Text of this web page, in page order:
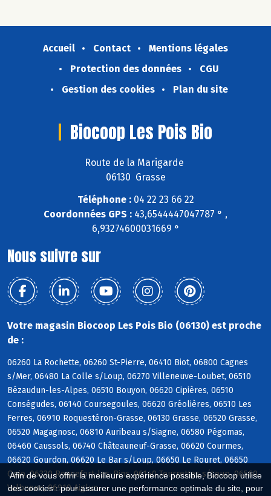
Afin de vous offrir la meilleure expérience possible, Biocoop utilise
des cookies : pour assurer une performance optimale du site, pour
Accueil Contact
Mentions légales
Protection des données
CGU
Gestion des cookies
Plan du site
Biocoop Les Pois Bio
Route de la Marigarde
06130 Grasse
Téléphone :04 22 23 66 22
Coordonnées GPS : 43,6544447047787 ° ,
6,93274600031669 °
Nous suivre sur
Votre magasin Biocoop Les Pois Bio (06130) est proche
de :
06260 La Rochette, 06260 St-Pierre, 06410 Biot, 06800 Cagnes
s/Mer, 06480 La Colle s/Loup, 06270 Villeneuve-Loubet, 06510
Bézaudun-les-Alpes, 06510 Bouyon, 06620 Cipières, 06510
Conségudes, 06140 Coursegoules, 06620 Gréolières, 06510 Les
Ferres, 06910 Roquestéron-Grasse, 06130 Grasse, 06520 Grasse,
06520 Magagnosc, 06810 Auribeau s/Siagne, 06580 Pégomas,
06460 Caussols, 06740 Châteauneuf-Grasse, 06620 Courmes,
06620 Gourdon, 06620 Le Bar s/Loup, 06650 Le Rouret, 06650
Opio, 06330 Roquefort-les-Pins, 06140 Tourrettes s/Loup, 06560
Valbonne, 06910 Aiglun